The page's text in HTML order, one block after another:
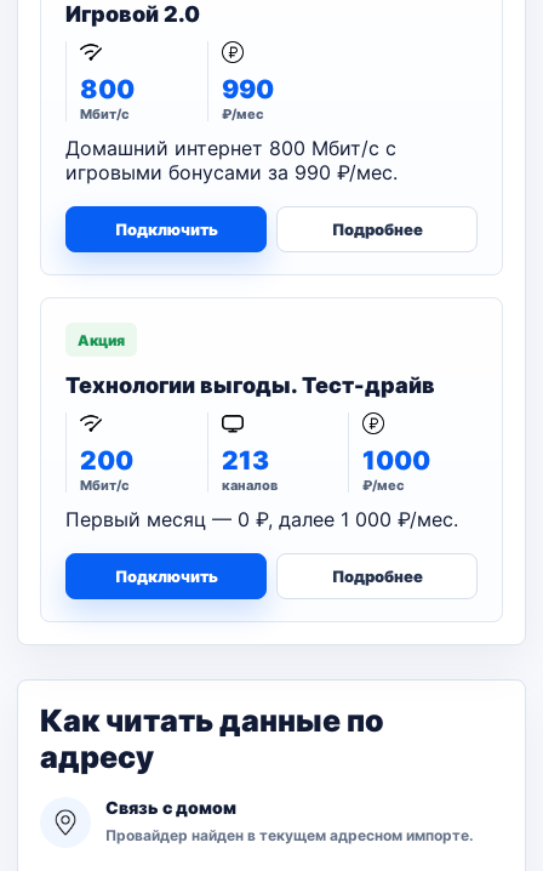
Игровой 2.0
800
Мбит/с
990
₽/мес
Домашний интернет 800 Мбит/с с
игровыми бонусами за 990 ₽/мес.
Подключить Подробнее
Акция
Технологии выгоды. Тест-драйв
200
Мбит/с
213
каналов
1000
₽/мес
Первый месяц — 0 ₽, далее 1 000 ₽/мес.
Подключить Подробнее
Как читать данные по
адресу
Связь с домом
Провайдер найден в текущем адресном импорте.